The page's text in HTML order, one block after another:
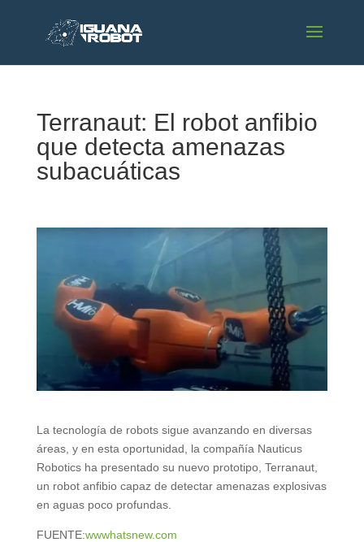
Terranaut: El robot anfibio
que detecta amenazas
subacuáticas
La tecnología de robots sigue avanzando en diversas
áreas, y en esta oportunidad, la compañía Nauticus
Robotics ha presentado su nuevo prototipo, Terranaut,
un robot anfibio capaz de detectar amenazas explosivas
en aguas poco profundas.
FUENTE:wwwhatsnew.com